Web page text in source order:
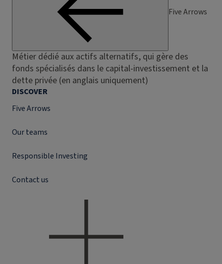
Five Arrows
Métier dédié aux actifs alternatifs, qui gère des
fonds spécialisés dans le capital-investissement et la
dette privée (en anglais uniquement)
DISCOVER
Five Arrows
Our teams
Responsible Investing
Contact us